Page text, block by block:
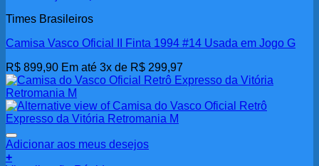
Times Brasileiros
Camisa Vasco Oficial II Finta 1994 #14 Usada em Jogo G
R$ 899,90 Em até 3x de R$ 299,97
Adicionar aos meus desejos
+